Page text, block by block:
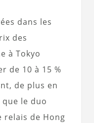
dans les
des
à Tokyo
de 10 à 15 %
de plus en
le duo
relais de Hong